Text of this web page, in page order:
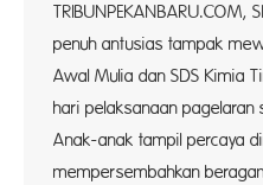
TRIBUNPEKANBARU.COM,
penuh antusias tampak
Awal Mulia dan SDS Kimia
hari pelaksanaan
Anak-anak tampil percaya
mempersembahkan